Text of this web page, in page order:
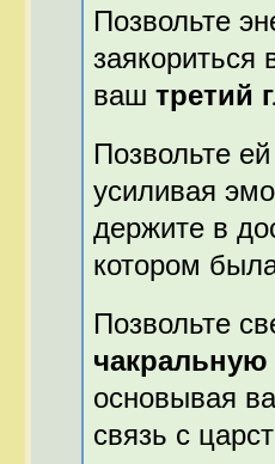
Позвольте
заякориться
ваш третий
Позвольте
усиливая
держите в
котором
Позвольте
чакральную
основывая
связь с